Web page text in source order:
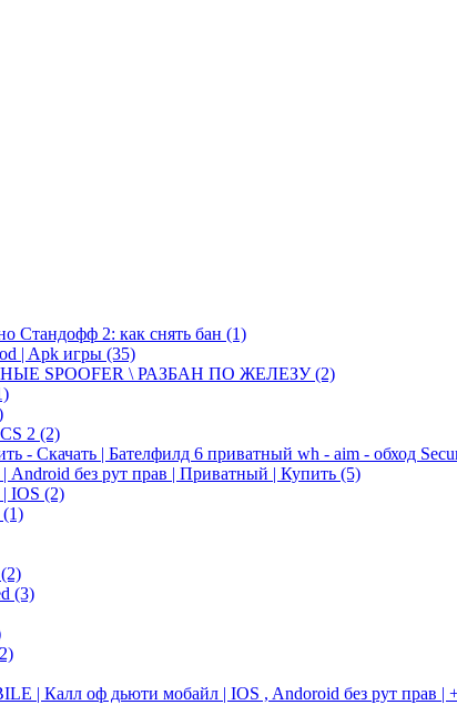
Стандофф 2: как снять бан (1)
| Apk игры (35)
SPOOFER \ РАЗБАН ПО ЖЕЛЕЗУ(2)
2 (2)
- Скачать | Бателфилд 6 приватный wh - aim - обход
Android без рут прав | Приватный | Купить (5)
IOS (2)
(1)
(2)
(3)
| Калл оф дьюти мобайл | IOS , Andoroid без рут прав |